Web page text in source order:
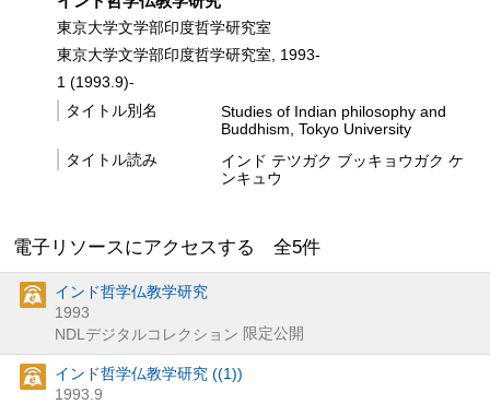
東京大学文学部印度哲学研究室
東京大学文学部印度哲学研究室, 1993-
1 (1993.9)-
タイトル別名
Studies of Indian philosophy and
Buddhism, Tokyo University
タイトル読み
インド テツガク ブッキョウガク ケ
ンキュウ
電子リソースにアクセスする 全5件
インド哲学仏教学研究
1993
NDLデジタルコレクション 限定公開
インド哲学仏教学研究 ((1))
1993.9